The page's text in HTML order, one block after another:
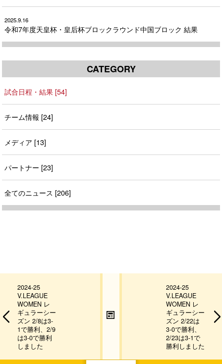
2025.9.16
令和7年度天皇杯・皇后杯ブロックラウンド中国ブロック 結果
CATEGORY
試合日程・結果 [54]
チーム情報 [24]
メディア [13]
パートナー [23]
全てのニュース [206]
2024-25
V.LEAGUE
WOMEN レ
ギュラーシー
ズン 2/8は3-
1で勝利、2/9
は3-0で勝利
しました
2024-25
V.LEAGUE
WOMEN レ
ギュラーシー
ズン 2/22は
3-0で勝利、
2/23は3-1で
勝利しました